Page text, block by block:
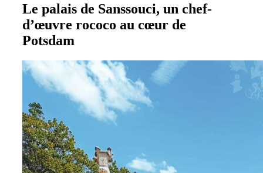
Le palais de Sanssouci, un chef-
d’œuvre rococo au cœur de
Potsdam